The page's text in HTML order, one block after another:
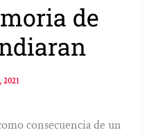
de
2021
consecuencia de un